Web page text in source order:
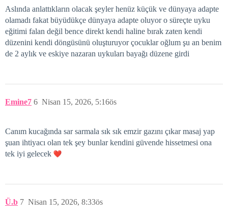
Aslında anlattıkların olacak şeyler henüz küçük ve dünyaya adapte
olamadı fakat büyüdükçe dünyaya adapte oluyor o süreçte uyku
eğitimi falan değil bence direkt kendi haline bırak zaten kendi
düzenini kendi döngüsünü oluşturuyor çocuklar oğlum şu an benim
de 2 aylık ve eskiye nazaran uykuları bayağı düzene girdi
Emine7 Nisan 15, 2026, 5:16ös
6
Canım kucağında sar sarmala sık sık emzir gazını çıkar masaj yap
şuan ihtiyacı olan tek şey bunlar kendini güvende hissetmesi ona
tek iyi gelecek
Ü.b Nisan 15, 2026, 8:33ös
7